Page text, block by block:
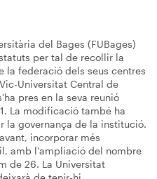
del Bages (FUBages)
per tal de recollir la
la federació dels seus centres
Universitat Central de
pres en la seva reunió
La modificació també ha
la governança de la institució.
incorporar més
amb l'ampliació del nombre
de 26. La Universitat